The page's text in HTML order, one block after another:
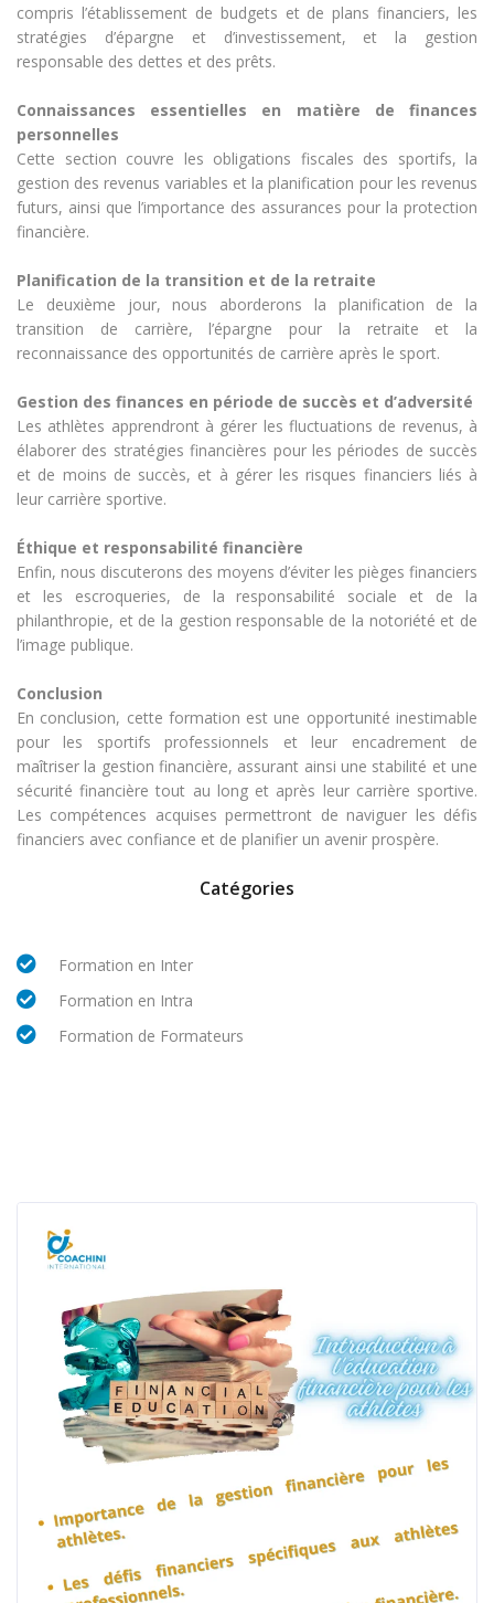
compris l’établissement de budgets et de plans financiers, les
stratégies d’épargne et d’investissement, et la gestion
responsable des dettes et des prêts.
Connaissances essentielles en matière de finances
personnelles
Cette section couvre les obligations fiscales des sportifs, la
gestion des revenus variables et la planification pour les revenus
futurs, ainsi que l’importance des assurances pour la protection
financière.
Planification de la transition et de la retraite
Le deuxième jour, nous aborderons la planification de la
transition de carrière, l’épargne pour la retraite et la
reconnaissance des opportunités de carrière après le sport.
Gestion des finances en période de succès et d’adversité
Les athlètes apprendront à gérer les fluctuations de revenus, à
élaborer des stratégies financières pour les périodes de succès
et de moins de succès, et à gérer les risques financiers liés à
leur carrière sportive.
Éthique et responsabilité financière
Enfin, nous discuterons des moyens d’éviter les pièges financiers
et les escroqueries, de la responsabilité sociale et de la
philanthropie, et de la gestion responsable de la notoriété et de
l’image publique.
Conclusion
En conclusion, cette formation est une opportunité inestimable
pour les sportifs professionnels et leur encadrement de
maîtriser la gestion financière, assurant ainsi une stabilité et une
sécurité financière tout au long et après leur carrière sportive.
Les compétences acquises permettront de naviguer les défis
financiers avec confiance et de planifier un avenir prospère.
Catégories
Formation en Inter
Formation en Intra
Formation de Formateurs